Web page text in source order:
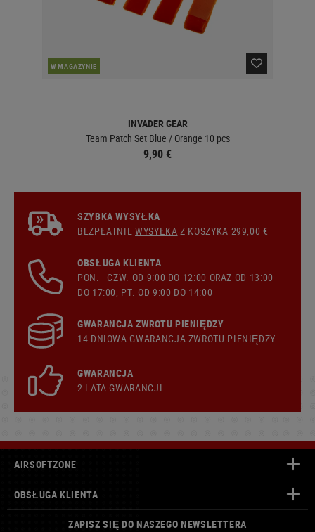
W MAGAZYNIE
INVADER GEAR
Team Patch Set Blue / Orange 10 pcs
9,90 €
SZYBKA WYSYŁKA
BEZPŁATNIEWYSYŁKA Z KOSZYKA 299,00 €
OBSŁUGA KLIENTA
PON. - CZW. OD 9:00 DO 12:00 ORAZ OD 13:00
DO 17:00, PT. OD 9:00 DO 14:00
GWARANCJA ZWROTU PIENIĘDZY
14-DNIOWA GWARANCJA ZWROTU PIENIĘDZY
GWARANCJA
2 LATA GWARANCJI
AIRSOFTZONE
OBSŁUGA KLIENTA
ZAPISZ SIĘ DO NASZEGO NEWSLETTERA